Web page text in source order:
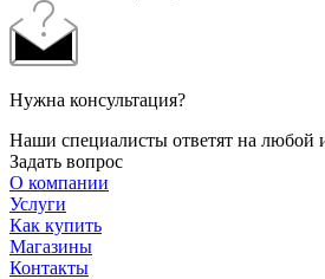
Нужна консультация?
Наши специалисты ответят на любой
Задать вопрос
О компании
Услуги
Как купить
Магазины
Контакты